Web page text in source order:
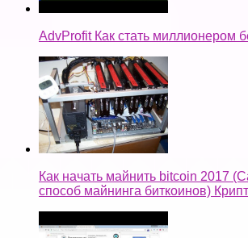
AdvProfit Как стать миллионером
Как начать майнить bitcoin 2017
способ майнинга биткоинов)